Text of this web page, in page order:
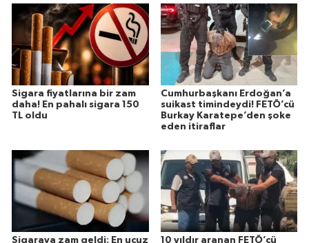
Sigara fiyatlarına bir zam
daha! En pahalı sigara 150
TL oldu
Cumhurbaşkanı Erdoğan’a
suikast timindeydi! FETÖ’cü
Burkay Karatepe’den şoke
eden itiraflar
Sigaraya zam geldi: En ucuz 10 yıldır aranan FETÖ’cü